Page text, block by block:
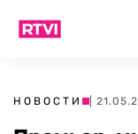
НОВОСТИ |